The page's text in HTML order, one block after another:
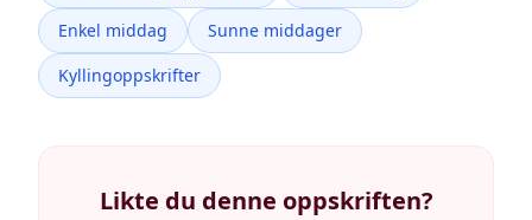
Enkel middag
Sunne middager
Kyllingoppskrifter
Likte du denne oppskriften?